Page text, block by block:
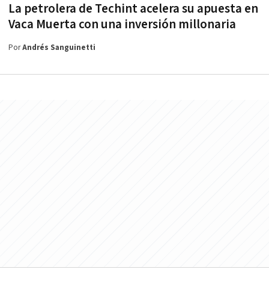
La petrolera de Techint acelera su apuesta en
Vaca Muerta con una inversión millonaria
PorAndrés Sanguinetti